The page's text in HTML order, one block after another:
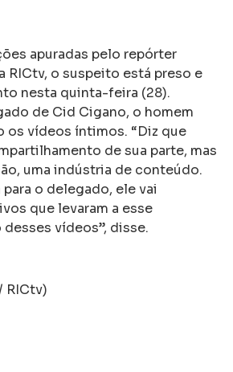
apuradas pelo repórter
RICtv, o suspeito está preso e
nesta quinta-feira (28).
de Cid Cigano, o homem
os vídeos íntimos. “Diz que
de sua parte, mas
uma indústria de conteúdo.
para o delegado, ele vai
que levaram a esse
vídeos”, disse.
RICtv)